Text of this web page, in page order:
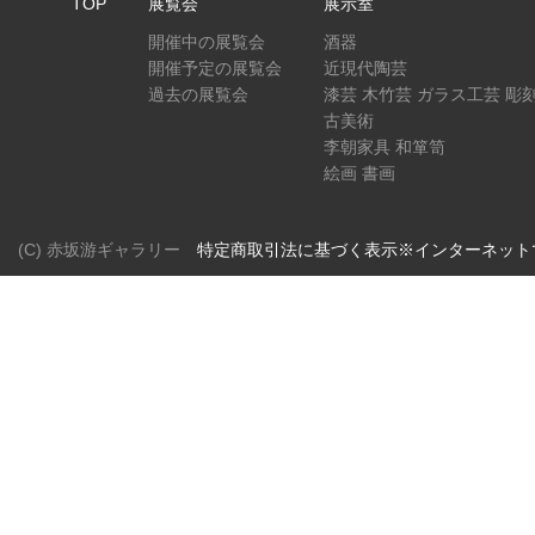
開催中の展覧会
開催予定の展覧会
過去の展覧会
酒器
近現代陶芸
漆芸 木竹芸 ガラス工芸 彫
古美術
李朝家具 和箪笥
絵画 書画
(C) 赤坂游ギャラリー 特定商取引法に基づく表示※インターネッ